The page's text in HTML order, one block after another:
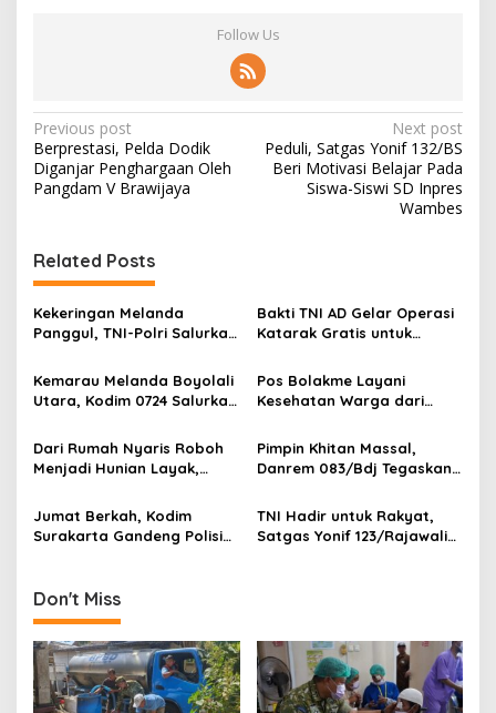
Follow Us
P
o
s
n
a
v
g
a
t
i
o
n
Previous post
Berprestasi, Pelda Dodik
Diganjar Penghargaan Oleh
Pangdam V Brawijaya
Next post
Peduli, Satgas Yonif 132/BS
Beri Motivasi Belajar Pada
Siswa-Siswi SD Inpres
Wambes
Related Posts
Kekeringan Melanda
Panggul, TNI-Polri Salurkan
Bakti TNI AD Gelar Operasi
Katarak Gratis untuk
Kemarau Melanda Boyolali
Utara, Kodim 0724 Salurkan
Pos Bolakme Layani
Kesehatan Warga dari
Pegunungan
Dari Rumah Nyaris Roboh
Menjadi Hunian Layak,
Wujudkan Harapan Ibu Feri
Pimpin Khitan Massal,
Danrem 083/Bdj Tegaskan
Jumat Berkah, Kodim
Surakarta Gandeng Polisi
TNI Hadir untuk Rakyat,
Satgas Yonif 123/Rajawali
Don't Miss